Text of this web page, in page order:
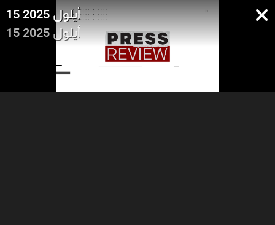
15 أيلول 2025
15 أيلول 2025